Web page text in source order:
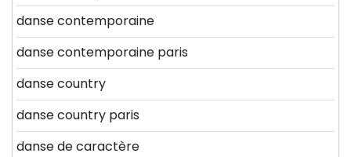
danse contemporaine
danse contemporaine paris
danse country
danse country paris
danse de caractère